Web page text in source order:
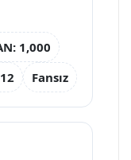
1,000
Fansız